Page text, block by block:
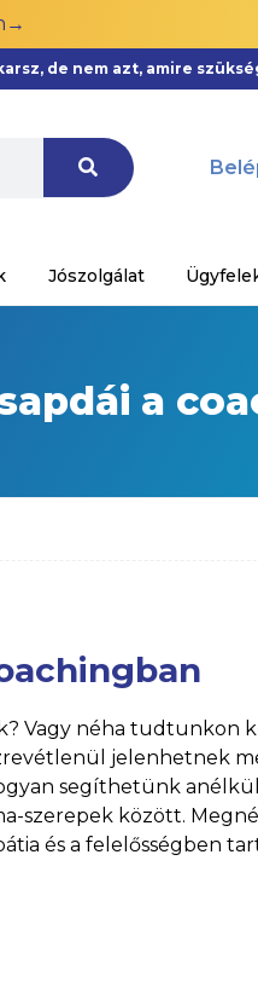
de nem azt, amire
Jószolgálat
a
Vagy néha tudtunkon
jelenhetnek
segíthetünk
szerepek között.
és a felelősségben